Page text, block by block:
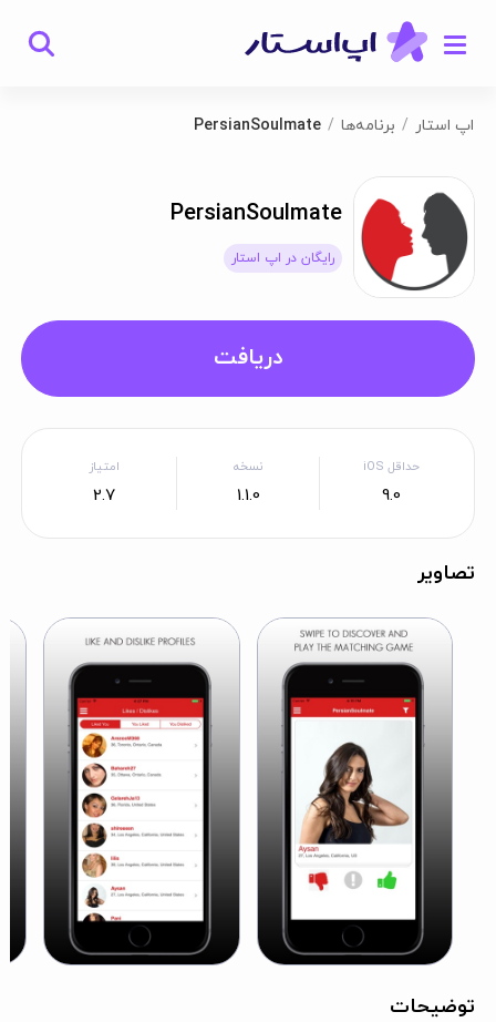
اپ استار برنامه‌ها PersianSoulmate
PersianSoulmate
رایگان در اپ استار
دریافت
حداقل iOS
9.0
نسخه
1.1.0
امتیاز
2.7
تصاویر
توضیحات